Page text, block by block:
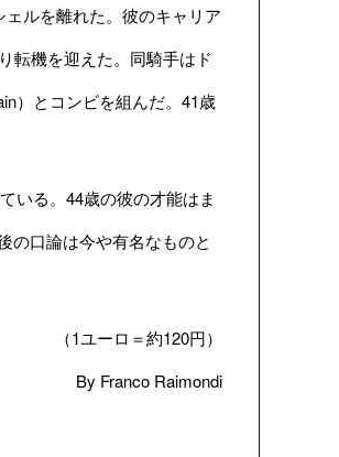
ルを離れた。彼のキャリア
転機を迎えた。同騎手はド
）とコンビを組んだ。41歳
いる。44歳の彼の才能はま
の口論は今や有名なものと
（1ユーロ＝約120円）
By Franco Raimondi